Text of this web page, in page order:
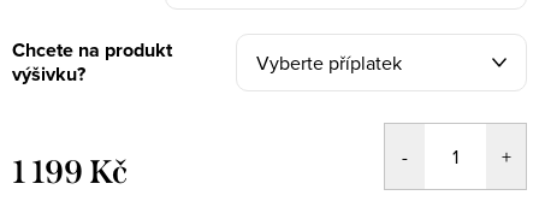
Chcete na produkt
výšivku?
1 199 Kč